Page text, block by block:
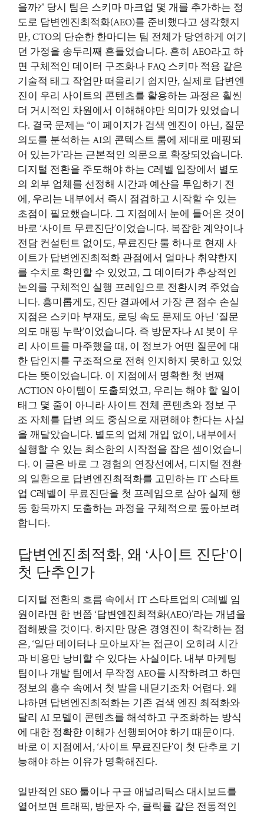
을까?” 당시 팀은 스키마 마크업 몇 개를 추가하는 정
도로 답변엔진최적화(AEO)를 준비했다고 생각했지
만, CTO의 단순한 한마디는 팀 전체가 당연하게 여기
던 가정을 송두리째 흔들었습니다. 흔히 AEO라고 하
면 구체적인 데이터 구조화나 FAQ 스키마 적용 같은
기술적 태그 작업만 떠올리기 쉽지만, 실제로 답변엔
진이 우리 사이트의 콘텐츠를 활용하는 과정은 훨씬
더 거시적인 차원에서 이해해야만 의미가 있었습니
다. 결국 문제는 “이 페이지가 검색 엔진이 아닌, 질문
의도를 분석하는 AI의 콘텍스트 룸에 제대로 매핑되
어 있는가”라는 근본적인 의문으로 확장되었습니다.
디지털 전환을 주도해야 하는 C레벨 입장에서 별도
의 외부 업체를 선정해 시간과 예산을 투입하기 전
에, 우리는 내부에서 즉시 점검하고 시작할 수 있는
초점이 필요했습니다. 그 지점에서 눈에 들어온 것이
바로 ‘사이트 무료진단’이었습니다. 복잡한 계약이나
전담 컨설턴트 없이도, 무료진단 툴 하나로 현재 사
이트가 답변엔진최적화 관점에서 얼마나 취약한지
를 수치로 확인할 수 있었고, 그 데이터가 추상적인
논의를 구체적인 실행 프레임으로 전환시켜 주었습
니다. 흥미롭게도, 진단 결과에서 가장 큰 점수 손실
지점은 스키마 부재도, 로딩 속도 문제도 아닌 ‘질문
의도 매핑 누락’이었습니다. 즉 방문자나 AI 봇이 우
리 사이트를 마주했을 때, 이 정보가 어떤 질문에 대
한 답인지를 구조적으로 전혀 인지하지 못하고 있었
다는 뜻이었습니다. 이 지점에서 명확한 첫 번째
ACTION 아이템이 도출되었고, 우리는 해야 할 일이
태그 몇 줄이 아니라 사이트 전체 콘텐츠와 정보 구
조 자체를 답변 의도 중심으로 재편해야 한다는 사실
을 깨달았습니다. 별도의 업체 개입 없이, 내부에서
실행할 수 있는 최소한의 시작점을 잡은 셈이었습니
다. 이 글은 바로 그 경험의 연장선에서, 디지털 전환
의 일환으로 답변엔진최적화를 고민하는 IT 스타트
업 C레벨이 무료진단을 첫 프레임으로 삼아 실제 행
동 항목까지 도출하는 과정을 구체적으로 톺아보려
합니다.
답변엔진최적화, 왜 ‘사이트 진단’이
첫 단추인가
디지털 전환의 흐름 속에서 IT 스타트업의 C레벨 임
원이라면 한 번쯤 ‘답변엔진최적화(AEO)’라는 개념을
접해봤을 것이다. 하지만 많은 경영진이 착각하는 점
은, ‘일단 데이터나 모아보자’는 접근이 오히려 시간
과 비용만 낭비할 수 있다는 사실이다. 내부 마케팅
팀이나 개발 팀에서 무작정 AEO를 시작하려고 하면
정보의 홍수 속에서 첫 발을 내딛기조차 어렵다. 왜
냐하면 답변엔진최적화는 기존 검색 엔진 최적화와
달리 AI 모델이 콘텐츠를 해석하고 구조화하는 방식
에 대한 정확한 이해가 선행되어야 하기 때문이다.
바로 이 지점에서, ‘사이트 무료진단’이 첫 단추로 기
능해야 하는 이유가 명확해진다.
일반적인 SEO 툴이나 구글 애널리틱스 대시보드를
열어보면 트래픽, 방문자 수, 클릭률 같은 전통적인